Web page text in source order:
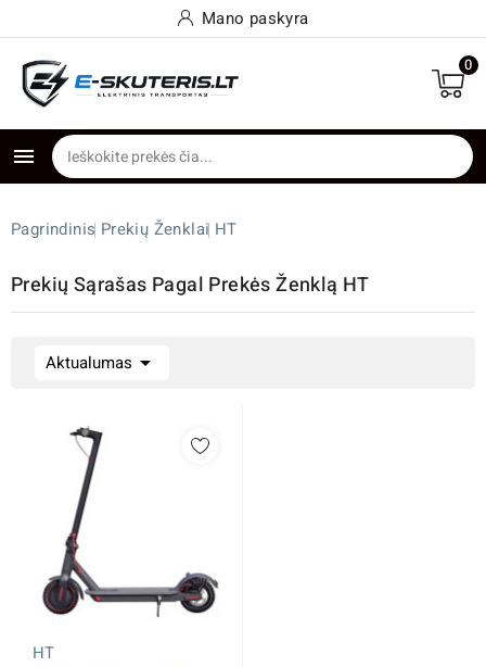
Mano paskyra
0

Pagrindinis Prekių Ženklai HT
Prekių Sąrašas Pagal Prekės Ženklą HT
Aktualumas 
HT